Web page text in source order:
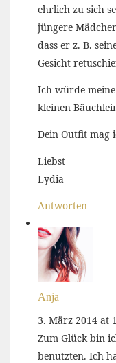
ehrlich zu sich
jüngere
dass er z. B.
Gesicht
Ich würde
kleinen
Dein Outfit mag
Liebst
Lydia
Antworten
Anja
3. März 2014 at
Zum Glück bin
benutzten. Ich